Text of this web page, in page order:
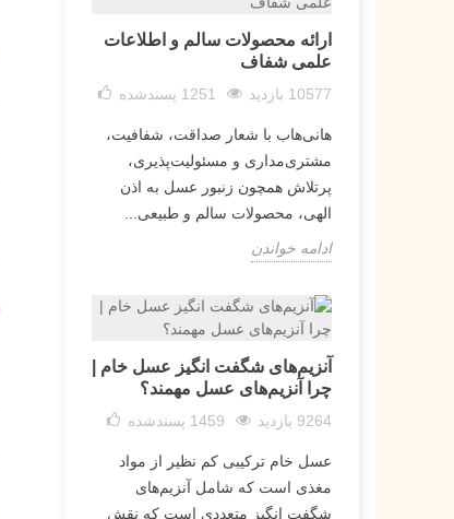
ارائه محصولات سالم و اطلاعات
علمی شفاف
10577 بازدید 1251 پسندشده
هانی‌هاب با شعار صداقت، شفافیت،
مشتری‌مداری و مسئولیت‌پذیری،
پرتلاش همچون زنبور عسل به اذن
الهی، محصولات سالم و طبیعی...
ادامه خواندن
آنزیم‌های شگفت انگیز عسل خام |
چرا آنزیم‌های عسل مهمند؟
9264 بازدید 1459 پسندشده
عسل خام ترکیبی کم نظیر از مواد
مغذی است که شامل آنزیم‌های
شگفت انگیز متعددی است که نقش